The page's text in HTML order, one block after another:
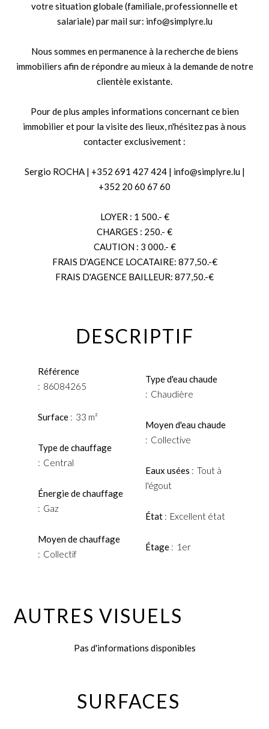
votre situation globale (familiale, professionnelle et
salariale) par mail sur: info@simplyre.lu
Nous sommes en permanence à la recherche de biens
immobiliers afin de répondre au mieux à la demande de notre
clientèle existante.
Pour de plus amples informations concernant ce bien
immobilier et pour la visite des lieux, n'hésitez pas à nous
contacter exclusivement :
Sergio ROCHA | +352 691 427 424 | info@simplyre.lu |
+352 20 60 67 60
LOYER : 1 500.- €
CHARGES : 250.- €
CAUTION : 3 000.- €
FRAIS D'AGENCE LOCATAIRE: 877,50.-€
FRAIS D'AGENCE BAILLEUR: 877,50.-€
DESCRIPTIF
Référence
86084265
Surface 33 m²
Type de chauffage
Central
Énergie de chauffage
Gaz
Moyen de chauffage
Collectif
Type d'eau chaude
Chaudière
Moyen d'eau chaude
Collective
Eaux usées
Tout à
l'égout
État Excellent état
Étage 1er
AUTRES VISUELS
Pas d'informations disponibles
SURFACES